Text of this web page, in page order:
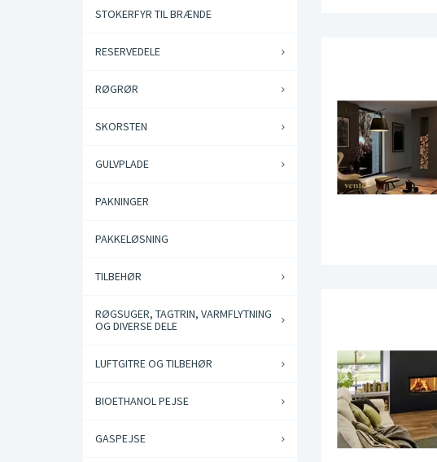
STOKERFYR TIL BRÆNDE
RESERVEDELE
RØGRØR
SKORSTEN
GULVPLADE
PAKNINGER
PAKKELØSNING
TILBEHØR
RØGSUGER, TAGTRIN, VARMFLYTNING
OG DIVERSE DELE
LUFTGITRE OG TILBEHØR
BIOETHANOL PEJSE
GASPEJSE